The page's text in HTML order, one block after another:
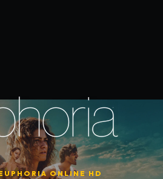
ONLINE HD